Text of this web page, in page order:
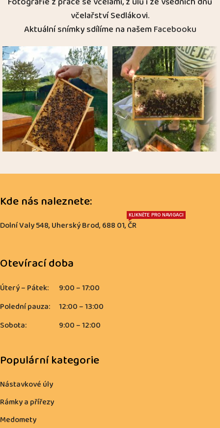
včelařství Sedlákovi.
Aktuální snímky sdílíme na našemFacebooku
Kde nás naleznete:
Dolní Valy 548, Uherský Brod, 688 01, ČR
KLIKNĚTE PRO NAVIGACI
Otevírací doba
Úterý – Pátek:
9:00 – 17:00
Polední pauza:
12:00 – 13:00
Sobota:
9:00 – 12:00
Populární kategorie
Nástavkové úly
Rámky a přířezy
Medomety